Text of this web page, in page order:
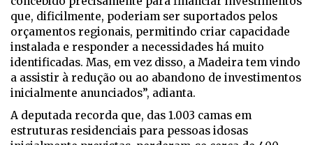
que, dificilmente, poderiam ser suportados pelos
orçamentos regionais, permitindo criar capacidade
instalada e responder a necessidades há muito
identificadas. Mas, em vez disso, a Madeira tem vindo
a assistir à redução ou ao abandono de investimentos
inicialmente anunciados”, adianta.
A deputada recorda que, das 1.003 camas em
estruturas residenciais para pessoas idosas